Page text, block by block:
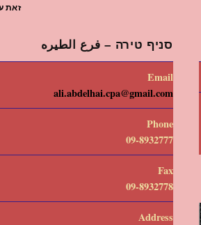
זאת
סניף טירה – فرع الطيره
Email
ali.abdelhai.cpa@gmail.com
Phone
09-8932777
Fax
09-8932778
Address